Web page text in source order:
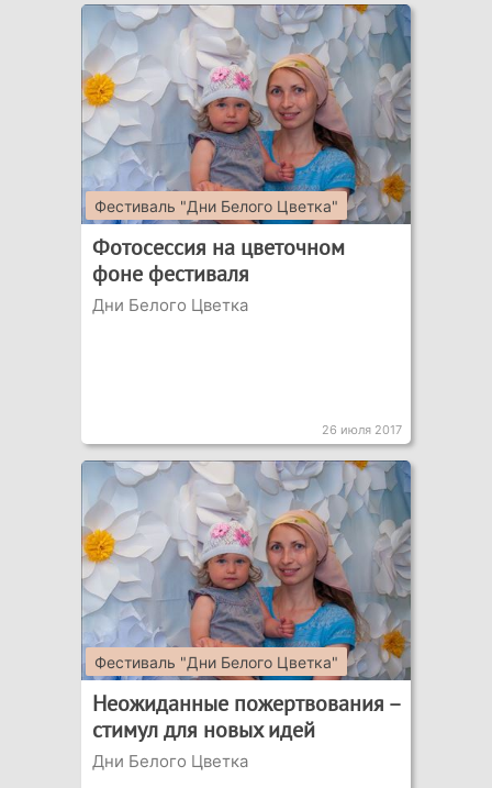
Фестиваль "Дни Белого Цветка"
Фотосессия на цветочном
фоне фестиваля
Дни Белого Цветка
26 июля 2017
Фестиваль "Дни Белого Цветка"
Неожиданные пожертвования –
стимул для новых идей
Дни Белого Цветка